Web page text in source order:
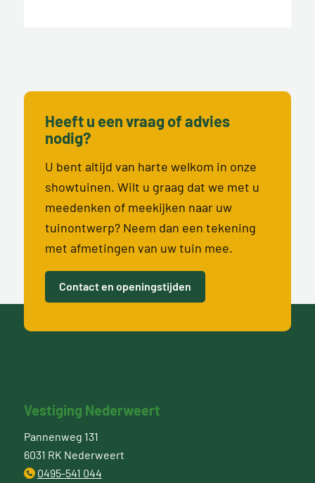
Heeft u een vraag of advies
nodig?
U bent altijd van harte welkom in onze
showtuinen. Wilt u graag dat we met u
meedenken of meekijken naar uw
tuinontwerp? Neem dan een tekening
met afmetingen van uw tuin mee.
Contact en openingstijden
Vestiging Nederweert
Pannenweg 131
6031 RK Nederweert
0495-541 044